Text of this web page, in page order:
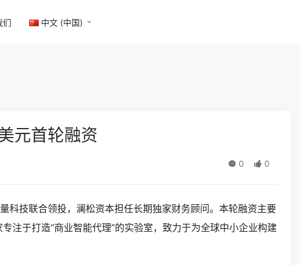
们 中文 (中国)
元首轮融资
0 0
技联合领投，澜松资本担任长期独家财务顾问。本轮融资主要
注于打造“商业智能代理”的实验室，致力于为全球中小企业构建